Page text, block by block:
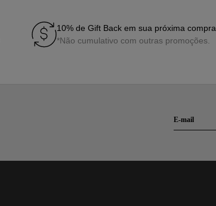
10% de Gift Back em sua próxima compra
*Não cumulativo com outras promoções.